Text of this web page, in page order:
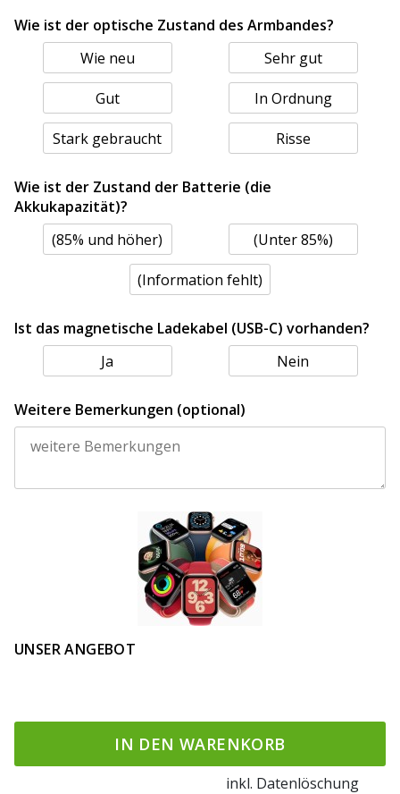
Wie ist der optische Zustand des Armbandes?
Wie neu
Sehr gut
Gut In Ordnung
Stark gebraucht Risse
Wie ist der Zustand der Batterie (die
Akkukapazität)?
(85% und höher)
(Unter 85%)
(Information fehlt)
Ist das magnetische Ladekabel (USB-C) vorhanden?
Ja
Nein
Weitere Bemerkungen (optional)
UNSER ANGEBOT
IN DEN WARENKORB
inkl. Datenlöschung